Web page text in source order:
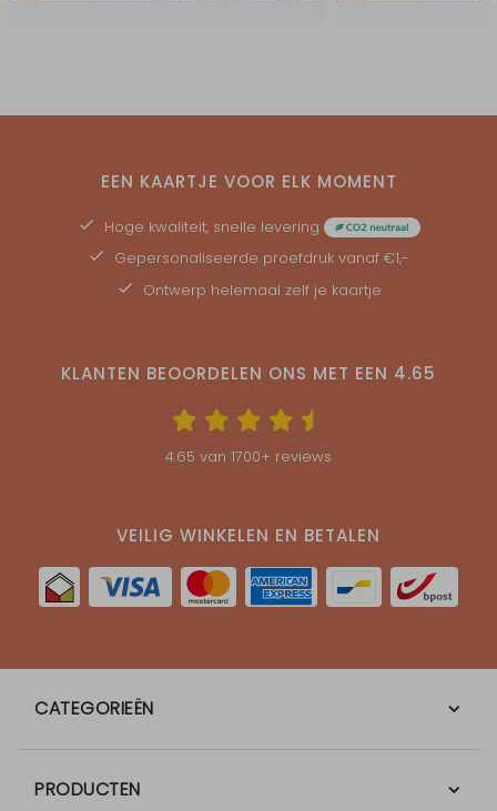
EEN KAARTJE VOOR ELK MOMENT
Hoge kwaliteit, snelle levering
Gepersonaliseerde proefdruk vanaf €1,-
Ontwerp helemaal zelf je kaartje
KLANTEN BEOORDELEN ONS MET EEN 4.65
4.65 van 1700+ reviews
VEILIG WINKELEN EN BETALEN
CATEGORIEËN
PRODUCTEN